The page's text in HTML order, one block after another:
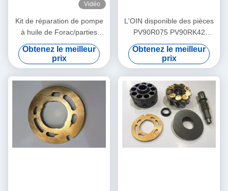
Vidéo
Kit de réparation de pompe
à huile de Forac/parties
hydrauliques de pompe à
engrenages expédition - de
3 jours ouvrables
Obtenez le meilleur
prix
L'OIN disponible des pièces
PV90R075 PV90RK42
PV90L42 de pompe à piston
de Nachi certifient
Obtenez le meilleur
prix